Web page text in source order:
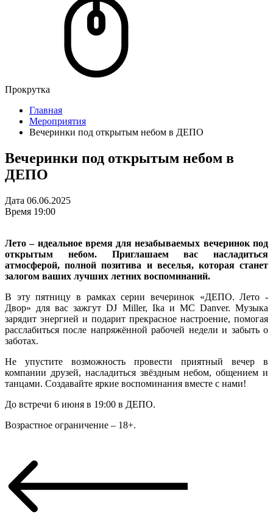
Прокрутка
Главная
Мероприятия
Вечеринки под открытым небом в ДЕПО
Вечеринки под открытым небом в
ДЕПО
Дата 06.06.2025
Время 19:00
Лето – идеальное время для незабываемых вечеринок под
открытым небом. Приглашаем вас насладиться
атмосферой, полной позитива и веселья, которая станет
залогом ваших лучших летних воспоминаний.
В эту пятницу в рамках серии вечеринок «ДЕПО. Лето -
Двор» для вас зажгут DJ Miller, Ika и MC Danver. Музыка
зарядит энергией и подарит прекрасное настроение, помогая
расслабиться после напряжённой рабочей недели и забыть о
заботах.
Не упустите возможность провести приятный вечер в
компании друзей, насладиться звёздным небом, общением и
танцами. Создавайте яркие воспоминания вместе с нами!
До встречи 6 июня в 19:00 в ДЕПО.
Возрастное ограничение – 18+.